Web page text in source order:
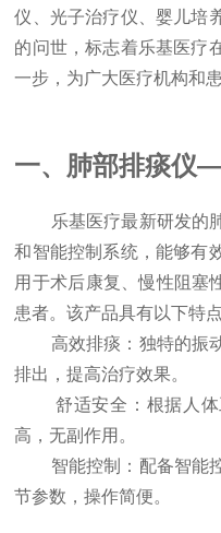
仪、光子治疗仪、婴儿培
的问世，标志着乐基医疗
一步，为广大医疗机构和
一、肺部排痰仪
乐基医疗最新研发的肺
和智能控制系统，能够有
用于术后康复、慢性阻塞
患者。该产品具有以下特点
高效排痰：独特的振动
排出，提高治疗效果。
舒适安全：根据人体
高，无副作用。
智能控制：配备智能控
节参数，操作简便。